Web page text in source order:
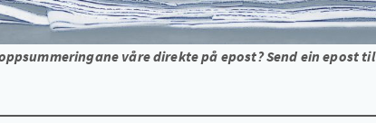
våre direkte på epost? Send ein epost til